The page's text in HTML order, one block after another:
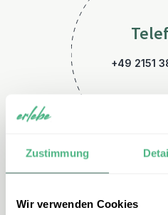
Zustimmung
Wir verwenden Cookies
+49 2151
E-